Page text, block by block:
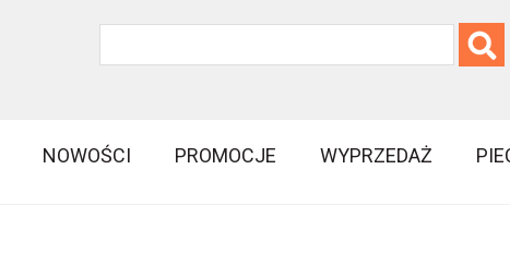
NOWOŚCI PROMOCJE WYPRZEDAŻ